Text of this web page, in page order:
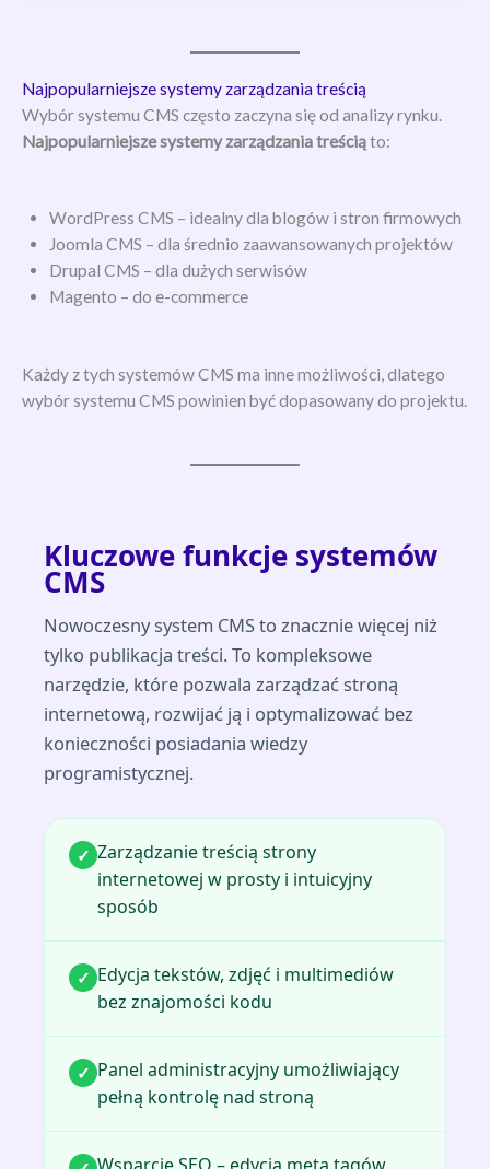
Najpopularniejsze systemy zarządzania treścią
Wybór systemu CMS często zaczyna się od analizy rynku.
Najpopularniejsze systemy zarządzania treściąto:
WordPress CMS – idealny dla blogów i stron firmowych
Joomla CMS – dla średnio zaawansowanych projektów
Drupal CMS – dla dużych serwisów
Magento – do e-commerce
Każdy z tych systemów CMS ma inne możliwości, dlatego
wybór systemu CMS powinien być dopasowany do projektu.
Kluczowe funkcje systemów
CMS
Nowoczesny system CMS to znacznie więcej niż
tylko publikacja treści. To kompleksowe
narzędzie, które pozwala zarządzać stroną
internetową, rozwijać ją i optymalizować bez
konieczności posiadania wiedzy
programistycznej.
✓ Zarządzanie treścią strony
internetowej w prosty i intuicyjny
sposób
✓ Edycja tekstów, zdjęć i multimediów
bez znajomości kodu
✓ Panel administracyjny umożliwiający
pełną kontrolę nad stroną